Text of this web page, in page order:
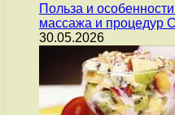
Польза и
массажа и процедур
30.05.2026